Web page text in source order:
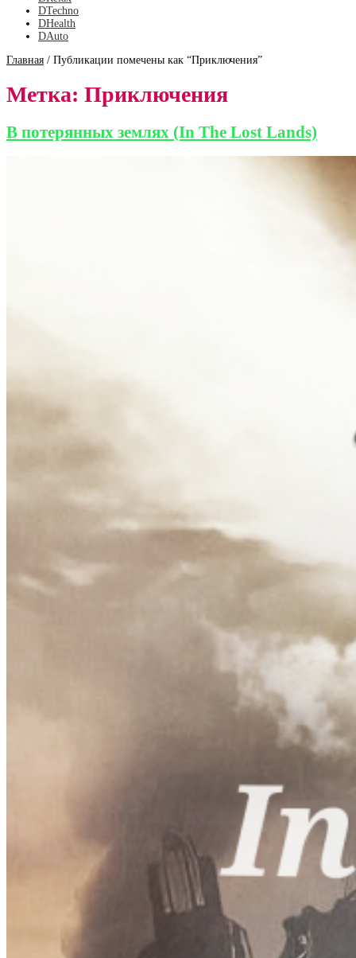
DTechno
DHealth
DAuto
Главная / Публикации помечены как “Приключения”
Метка: Приключения
В потерянных землях (In The Lost Lands)